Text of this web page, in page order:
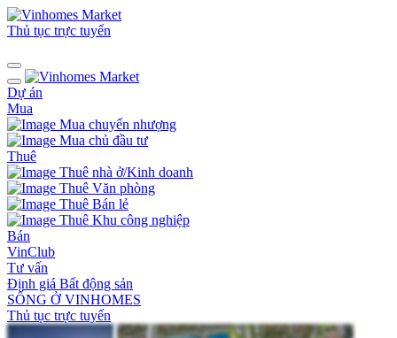
Thủ tục trực tuyến
Dự án
Mua
Mua chuyển nhượng
Mua chủ đầu tư
Thuê
Thuê nhà ở/Kinh doanh
Thuê Văn phòng
Thuê Bán lẻ
Thuê Khu công nghiệp
Bán
VinClub
Tư vấn
Định giá Bất động sản
SỐNG Ở VINHOMES
Thủ tục trực tuyến